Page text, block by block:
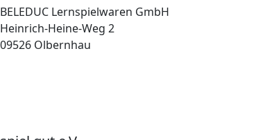
BELEDUC Lernspielwaren GmbH
Heinrich-Heine-Weg 2
09526 Olbernhau